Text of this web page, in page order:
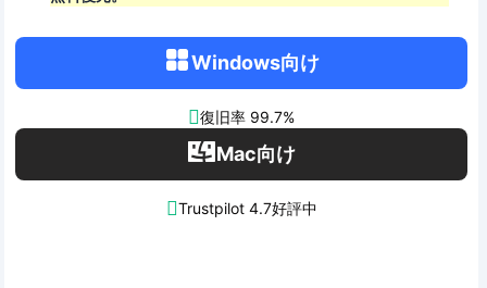
Windows向け
復旧率 99.7%
Mac向け
Trustpilot 4.7好評中